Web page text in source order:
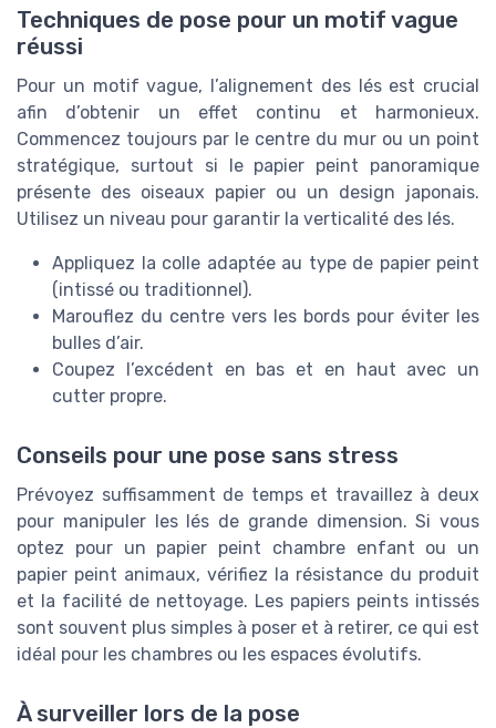
Techniques de pose pour un motif vague
réussi
Pour un motif vague, l’alignement des lés est crucial
afin d’obtenir un effet continu et harmonieux.
Commencez toujours par le centre du mur ou un point
stratégique, surtout si le papier peint panoramique
présente des oiseaux papier ou un design japonais.
Utilisez un niveau pour garantir la verticalité des lés.
Appliquez la colle adaptée au type de papier peint
(intissé ou traditionnel).
Marouflez du centre vers les bords pour éviter les
bulles d’air.
Coupez l’excédent en bas et en haut avec un
cutter propre.
Conseils pour une pose sans stress
Prévoyez suffisamment de temps et travaillez à deux
pour manipuler les lés de grande dimension. Si vous
optez pour un papier peint chambre enfant ou un
papier peint animaux, vérifiez la résistance du produit
et la facilité de nettoyage. Les papiers peints intissés
sont souvent plus simples à poser et à retirer, ce qui est
idéal pour les chambres ou les espaces évolutifs.
À surveiller lors de la pose